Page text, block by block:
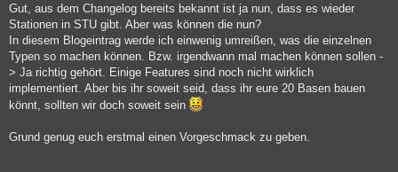
Gut, aus dem Changelog bereits bekannt ist ja nun, dass es wieder
Stationen in STU gibt. Aber was können die nun?
In diesem Blogeintrag werde ich einwenig umreißen, was die einzelnen
Typen so machen können. Bzw. irgendwann mal machen können sollen -
> Ja richtig gehört. Einige Features sind noch nicht wirklich
implementiert. Aber bis ihr soweit seid, dass ihr eure 20 Basen bauen
könnt, sollten wir doch soweit sein
Grund genug euch erstmal einen Vorgeschmack zu geben.